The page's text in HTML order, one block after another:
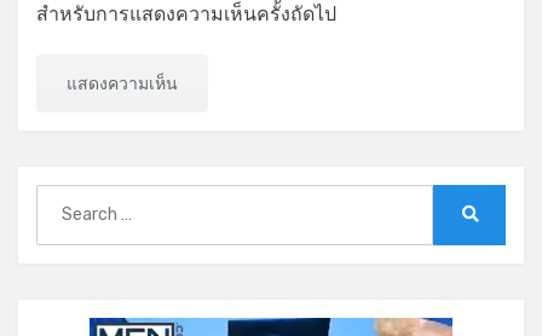
สำหรับการแสดงความเห็นครั้งถัดไป
for: